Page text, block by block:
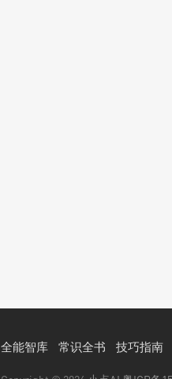
全能智库 常识全书 技巧指南